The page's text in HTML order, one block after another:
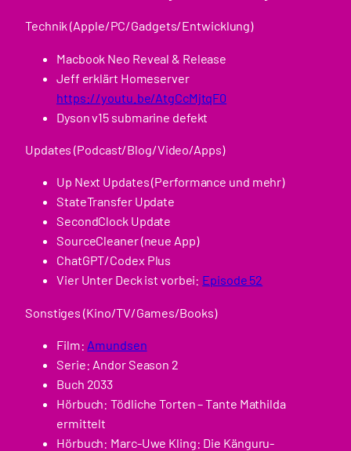
Technik (Apple/PC/Gadgets/Entwicklung)
Macbook Neo Reveal & Release
Jeff erklärt Homeserver
https://youtu.be/AtgCcMjtqF0
Dyson v15 submarine defekt
Updates (Podcast/Blog/Video/Apps)
Up Next Updates (Performance und mehr)
StateTransfer Update
SecondClock Update
SourceCleaner (neue App)
ChatGPT/Codex Plus
Vier Unter Deck ist vorbei: Episode 52
Sonstiges (Kino/TV/Games/Books)
Film: Amundsen
Serie: Andor Season 2
Buch 2033
Hörbuch: Tödliche Torten – Tante Mathilda
ermittelt
Hörbuch: Marc-Uwe Kling: Die Känguru-